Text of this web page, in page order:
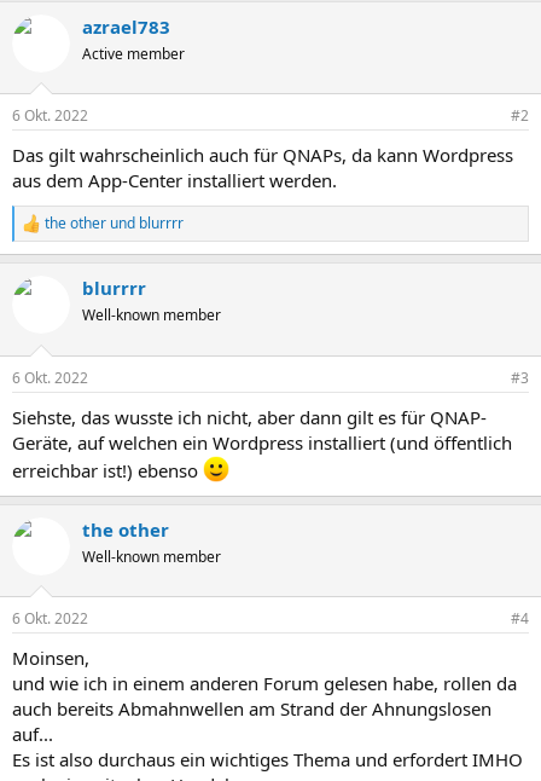
k
e
:
azrael783
Active member
6 Okt. 2022 #2
Das gilt wahrscheinlich auch für QNAPs, da kann Wordpress
aus dem App-Center installiert werden.
R
e
k
e
:
the other und blurrrr
blurrrr
Well-known member
6 Okt. 2022 #3
Siehste, das wusste ich nicht, aber dann gilt es für QNAP-
Geräte, auf welchen ein Wordpress installiert (und öffentlich
erreichbar ist!) ebenso
the other
Well-known member
6 Okt. 2022 #4
Moinsen,
und wie ich in einem anderen Forum gelesen habe, rollen da
auch bereits Abmahnwellen am Strand der Ahnungslosen
auf...
Es ist also durchaus ein wichtiges Thema und erfordert IMHO